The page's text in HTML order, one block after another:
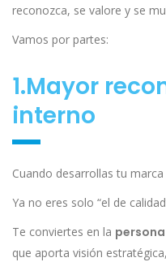
reconozca, se valore y se
Vamos por partes:
1.Mayor
interno
Cuando desarrollas tu
Ya no eres solo “el de
Te conviertes en la
que aporta visión